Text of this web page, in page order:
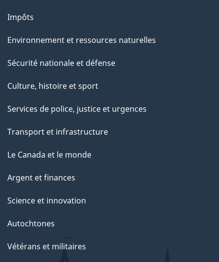
Impôts
Environnement et ressources naturelles
Sécurité nationale et défense
Culture, histoire et sport
Services de police, justice et urgences
Transport et infrastructure
Le Canada et le monde
Argent et finances
Science et innovation
Autochtones
Vétérans et militaires